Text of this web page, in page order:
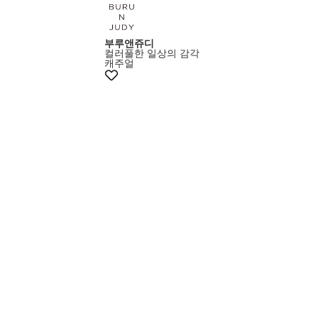
부루앤쥬디
컬러풀한 일상의 감각
캐주얼